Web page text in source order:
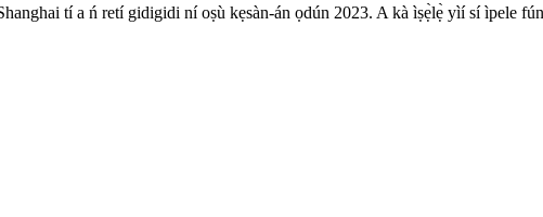
tí a ń retí gidigidi ní oṣù kẹsàn-án ọdún 2023. A kà ìṣẹ̀lẹ̀ yìí sí ìpele